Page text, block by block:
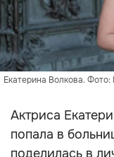
Екатерина Волкова.
Актриса
попала в
поделилась в